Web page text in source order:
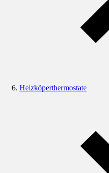
Heizköperthermostate